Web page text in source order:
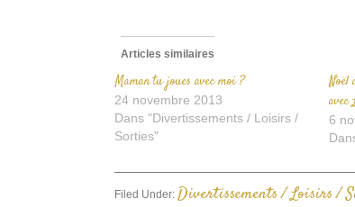
Articles similaires
Maman tu joues avec moi ?
24 novembre 2013
Dans "Divertissements / Loisirs /
Sorties"
Noël
avec
6
Filed Under: Divertissements / Loisirs /